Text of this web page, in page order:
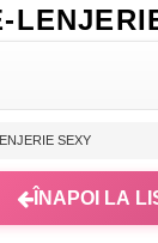
SEXY
ÎNAPOI LA